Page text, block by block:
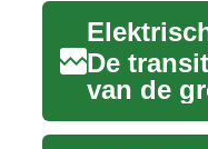
De
van de
industrie